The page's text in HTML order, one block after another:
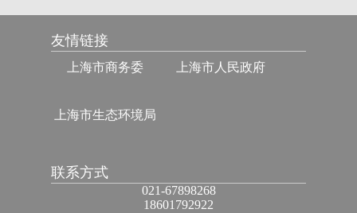
友情链接
上海市商务委 上海市人民政府
上海市生态环境局
联系方式
021-67898268
18601792922